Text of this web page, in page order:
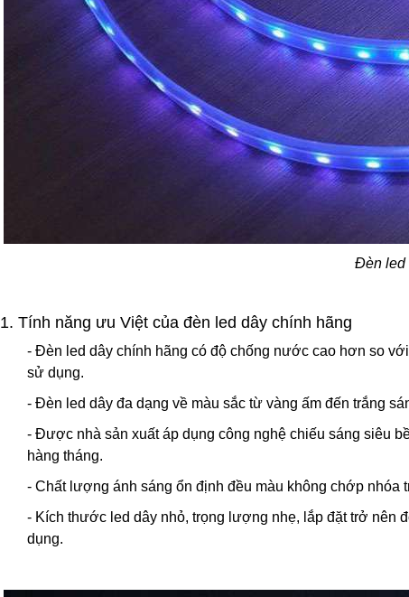
Đèn led
1. Tính năng ưu Việt của đèn led dây chính hãng
- Đèn led dây chính hãng có độ chống nước cao hơn so
sử dụng.
- Đèn led dây đa dạng về màu sắc từ vàng ấm đến trắng
- Được nhà sản xuất áp dụng công nghệ chiếu sáng siêu
hàng tháng.
- Chất lượng ánh sáng ổn định đều màu không chớp nhóa
- Kích thước led dây nhỏ, trọng lượng nhẹ, lắp đặt trở nên
dụng.